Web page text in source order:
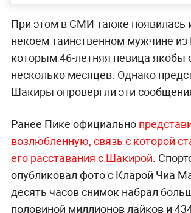
При этом в СМИ также появилась
некоем таинственном мужчине
которым 46-летняя певица якобы
несколько месяцев. Однако
Шакиры опровергли эти
Ранее Пике официально
возлюбленную, связь с которой
его расставания с Шакирой.
опубликовал фото с Кларой Чиа
десять часов снимок набрал
половиной миллионов лайков и